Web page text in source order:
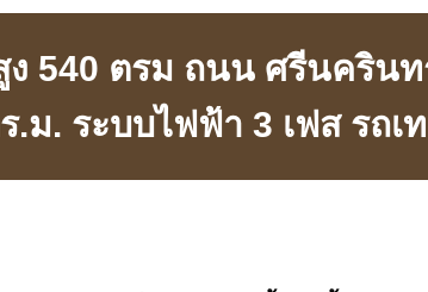
ง 540 ตรม ถนน ศรีนคริน
. ระบบไฟฟ้า 3 เฟส รถเท